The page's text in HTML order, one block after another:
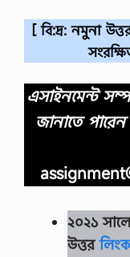
[ বি:দ্র: নমুনা
এসাইনমেন্ট
জানাতে
২০২১
উত্তরলিংক